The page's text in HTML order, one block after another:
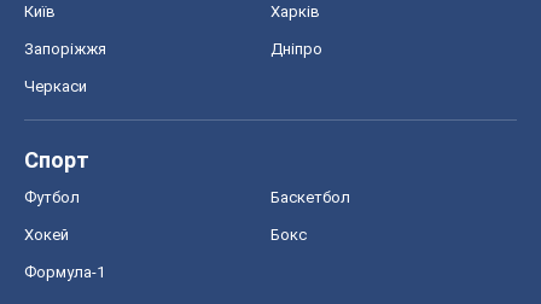
Київ Харків
Запоріжжя Дніпро
Черкаси
Спорт
Футбол Баскетбол
Хокей Бокс
Формула-1